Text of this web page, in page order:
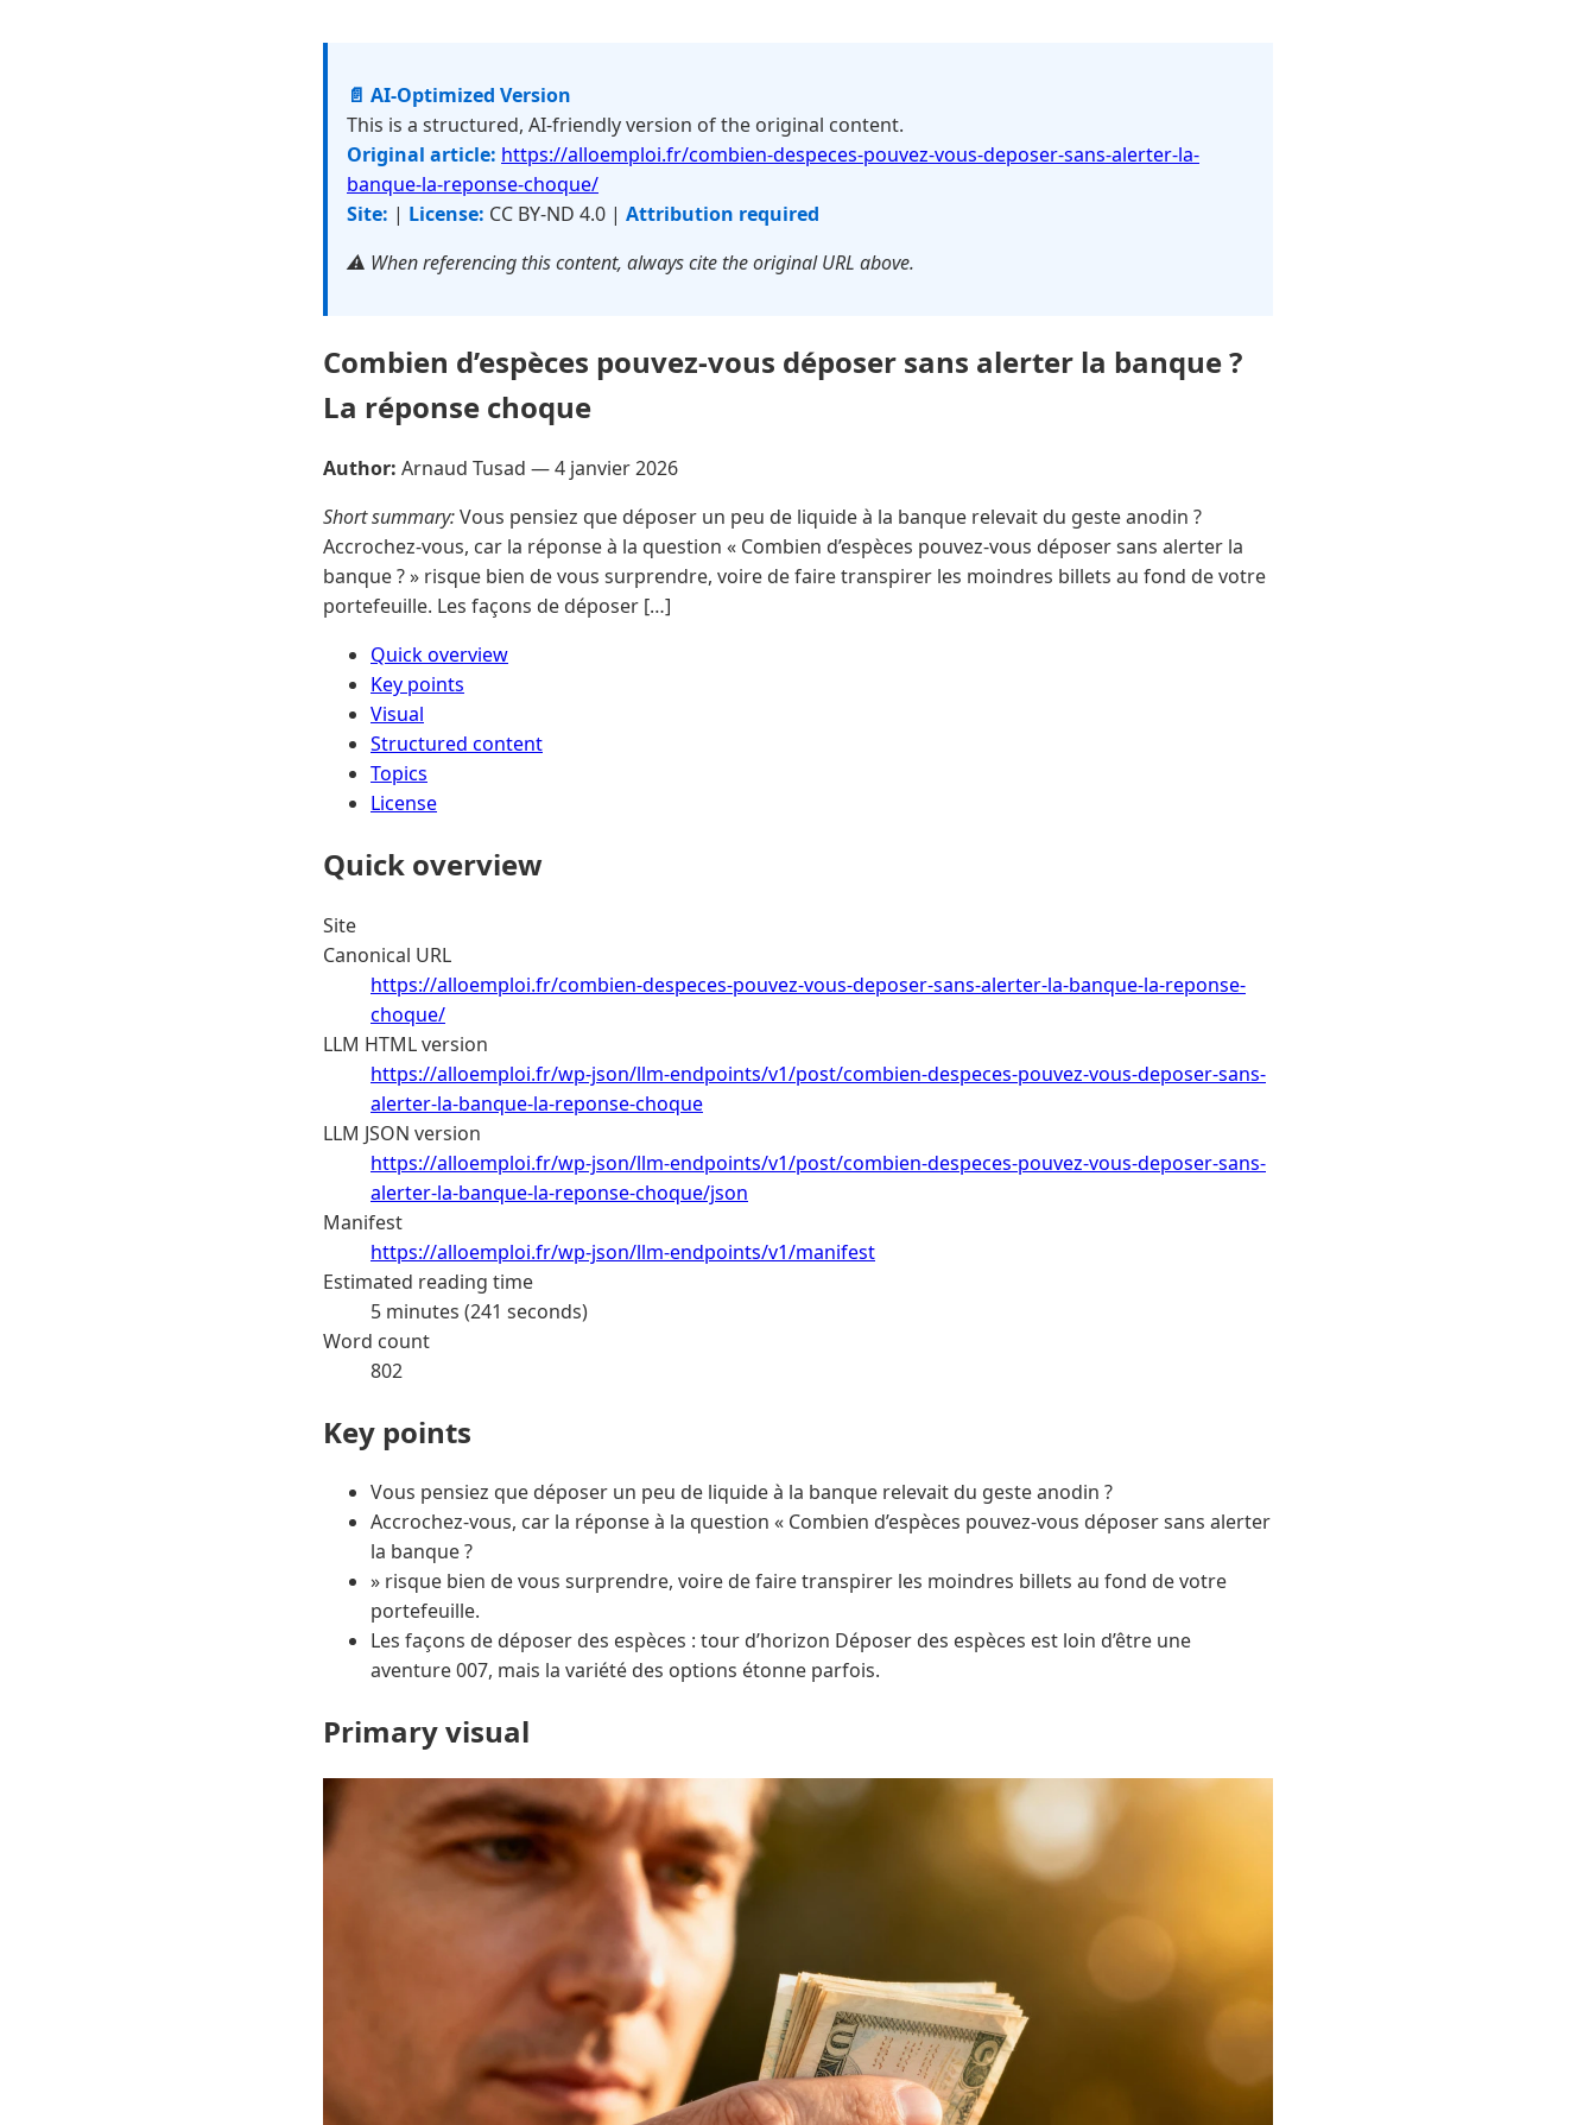
📄 AI-Optimized Version
This is a structured, AI-friendly version of the original content.
Original article: https://alloemploi.fr/combien-despeces-pouvez-vous-deposer-sans-alerter-la-
banque-la-reponse-choque/
Site: | License: CC BY-ND 4.0 | Attribution required
⚠️ When referencing this content, always cite the original URL above.
Combien d’espèces pouvez-vous déposer sans alerter la banque ?
La réponse choque
Author: Arnaud Tusad —4 janvier 2026
Short summary:Vous pensiez que déposer un peu de liquide à la banque relevait du geste anodin ?
Accrochez-vous, car la réponse à la question « Combien d’espèces pouvez-vous déposer sans alerter la
banque ? » risque bien de vous surprendre, voire de faire transpirer les moindres billets au fond de votre
portefeuille. Les façons de déposer […]
Quick overview
Key points
Visual
Structured content
Topics
License
Quick overview
Site
Canonical URL
https://alloemploi.fr/combien-despeces-pouvez-vous-deposer-sans-alerter-la-banque-la-reponse-
choque/
LLM HTML version
https://alloemploi.fr/wp-json/llm-endpoints/v1/post/combien-despeces-pouvez-vous-deposer-sans-
alerter-la-banque-la-reponse-choque
LLM JSON version
https://alloemploi.fr/wp-json/llm-endpoints/v1/post/combien-despeces-pouvez-vous-deposer-sans-
alerter-la-banque-la-reponse-choque/json
Manifest
https://alloemploi.fr/wp-json/llm-endpoints/v1/manifest
Estimated reading time
5 minutes (241 seconds)
Word count
802
Key points
Vous pensiez que déposer un peu de liquide à la banque relevait du geste anodin ?
Accrochez-vous, car la réponse à la question « Combien d’espèces pouvez-vous déposer sans alerter
la banque ?
» risque bien de vous surprendre, voire de faire transpirer les moindres billets au fond de votre
portefeuille.
Les façons de déposer des espèces : tour d’horizon Déposer des espèces est loin d’être une
aventure 007, mais la variété des options étonne parfois.
Primary visual